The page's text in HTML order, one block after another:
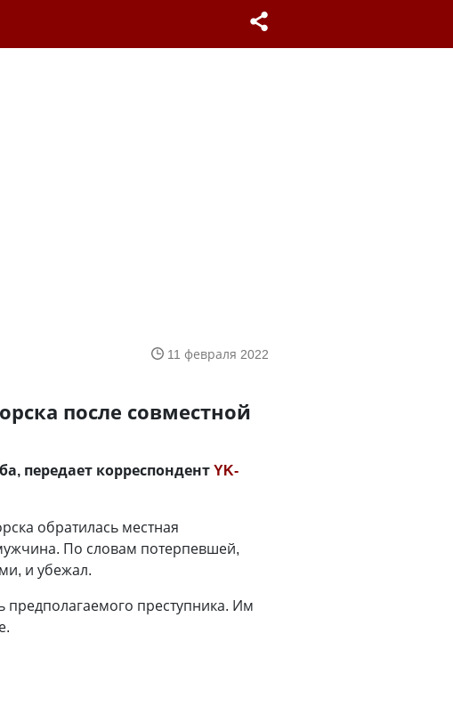
11 февраля 2022
после совместной
передает корреспондентYK-
обратилась местная
По словам потерпевшей,
и убежал.
предполагаемого преступника. Им